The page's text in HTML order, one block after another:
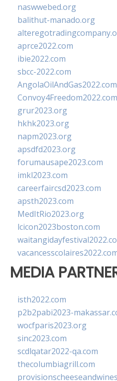
naswwebed.org
balithut-manado.org
aprce2022.com
ibie2022.com
sbcc-2022.com
AngolaOilAndGas2022.com
Convoy4Freedom2022.com
grur2023.org
hkhk2023.org
napm2023.org
apsdfd2023.org
forumausape2023.com
imkl2023.com
careerfaircsd2023.com
apsth2023.com
MedItRio2023.org
lcicon2023boston.com
MEDIA
isth2022.com
p2b2pabi2023-
wocfparis2023.org
sinc2023.com
scdlqatar2022-qa.com
thecolumbiagrill.com